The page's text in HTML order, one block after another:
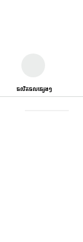
ផលិតផលផ្សេងៗ